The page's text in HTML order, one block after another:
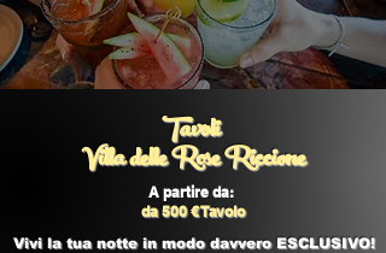
Tavoli
Villa delle Rose Riccione
A partire da:
da 500 € Tavolo
Vivi la tua notte in modo davvero ESCLUSIVO!